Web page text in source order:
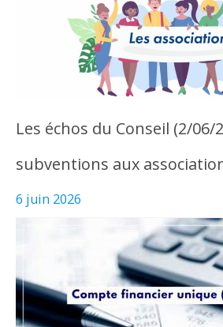
Les échos du Conseil (2/06/
subventions aux
6 juin 2026